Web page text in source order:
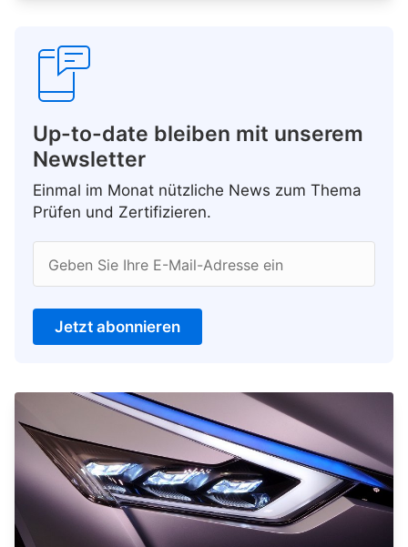
Up-to-date bleiben mit unserem
Newsletter
Einmal im Monat nützliche News zum Thema
Prüfen und Zertifizieren.
Geben Sie Ihre E-Mail-Adresse ein
Jetzt abonnieren